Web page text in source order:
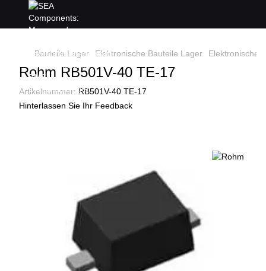
Bauteile Lager Elektronische Bauteile Lager Elektronische
Rohm RB501V-40 TE-17
Artikelnummer: RB501V-40 TE-17
Hinterlassen Sie Ihr Feedback